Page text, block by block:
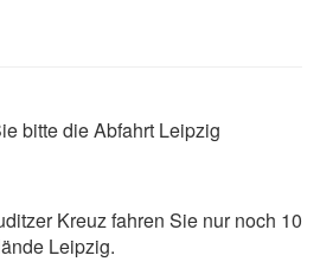
bitte die Abfahrt Leipzig
Kreuz fahren Sie nur noch 10
Leipzig.